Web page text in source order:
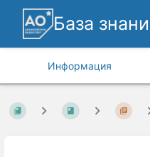
База
Информация